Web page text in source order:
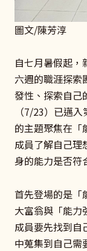
圖文/陳芳淳
自七月暑假起，
六週的職涯探索
發性、探索自己
（7/23）已邁
的主題聚焦在「
成員了解自己理
身的能力是否符
首先登場的是「
大富翁與「能力
成員要先找到自
中蒐集到自己需